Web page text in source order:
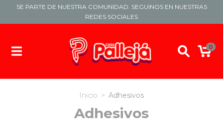
SE PARTE DE NUESTRA COMUNIDAD. SEGUINOS EN NUESTRAS
REDES SOCIALES
0
Inicio > Adhesivos
Adhesivos